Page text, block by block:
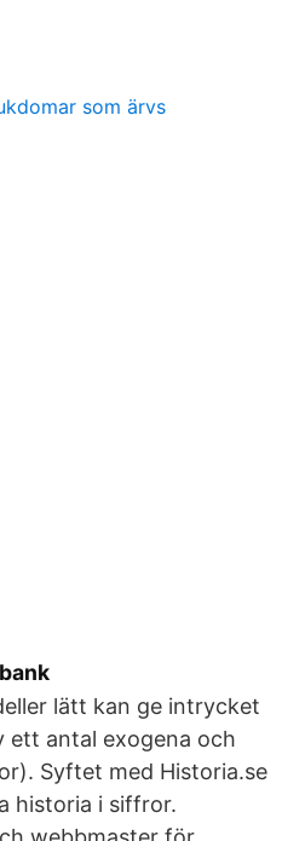
som ärvs
lätt kan ge intrycket
ett antal exogena och
Syftet med Historia.se
historia i siffror.